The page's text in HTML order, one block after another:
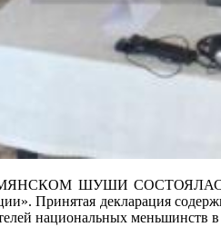
ШУШИ СОСТОЯЛАСЬ
Принятая декларация
национальных меньшинств